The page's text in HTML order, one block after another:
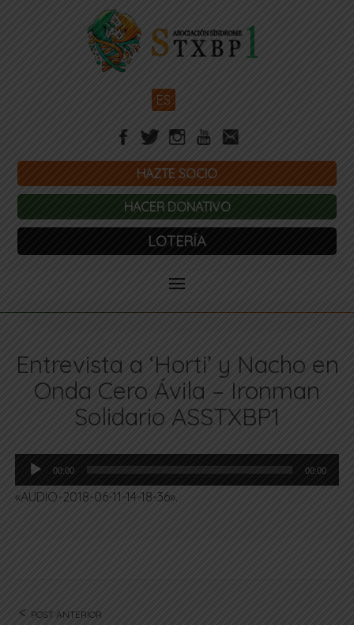
ES
HAZTE SOCIO
HACER DONATIVO
LOTERÍA
Entrevista a ‘Horti’ y Nacho en
Onda Cero Ávila – Ironman
Solidario ASSTXBP1
Reproductor
de
00:00 00:00
«AUDIO-2018-06-11-14-18-36».
POST ANTERIOR